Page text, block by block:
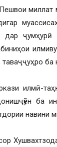
дар
илмӣ-
ба
навини